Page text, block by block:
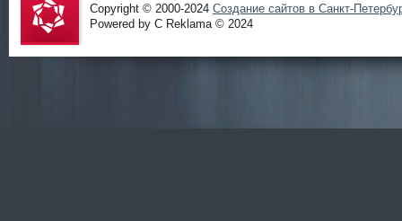
Проект
Copyright © 2000-2024 Создание сайтов в Санкт-
Powered by C Reklama © 2024